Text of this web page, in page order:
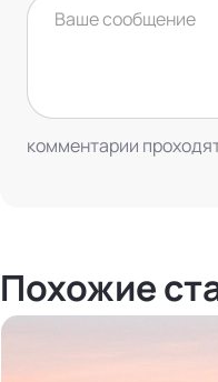
комментарии
Похожие